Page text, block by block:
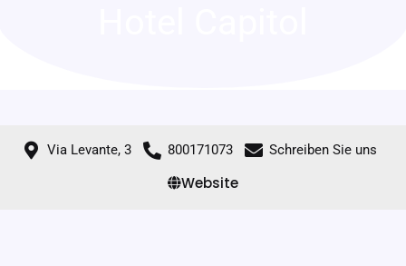
Via Levante, 3 800171073 Schreiben Sie uns
Website